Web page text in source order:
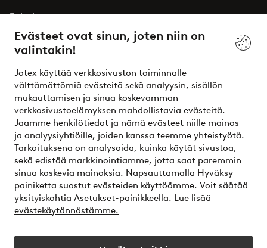
Evästeet ovat sinun, joten niin on
valintakin!
Jotex käyttää verkkosivuston toiminnalle
välttämättömiä evästeitä sekä analyysin, sisällön
mukauttamisen ja sinua koskevamman
verkkosivustoelämyksen mahdollistavia evästeitä.
Jaamme henkilötiedot ja nämä evästeet niille mainos-
ja analyysiyhtiöille, joiden kanssa teemme yhteistyötä.
Tarkoituksena on analysoida, kuinka käytät sivustoa,
sekä edistää markkinointiamme, jotta saat paremmin
sinua koskevia mainoksia. Napsauttamalla Hyväksy-
painiketta suostut evästeiden käyttöömme. Voit säätää
yksityiskohtia Asetukset-painikkeella. Lue lisää
evästekäytännöstämme.
Palvelumme
Ehdot
Ystävät
Turvalliset maksut – maksa nyt tai erissä
Haluatko tietää lisää maksuvaihtoehdoistamme?
elpy